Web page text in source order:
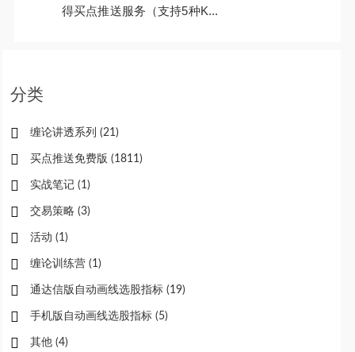
得买点推送服务（支持5种K...
分类
缠论讲透系列 (21)
买点推送免费版 (1811)
实战笔记 (1)
交易策略 (3)
活动 (1)
缠论训练营 (1)
通达信版自动画线选股指标 (19)
手机版自动画线选股指标 (5)
其他 (4)